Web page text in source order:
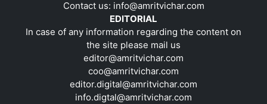
Contact us: info@amritvichar.com
EDITORIAL
In case of any information regarding the content on
the site please mail us
editor@amritvichar.com
coo@amritvichar.com
editor.digital@amritvichar.com
info.digtal@amritvichar.com